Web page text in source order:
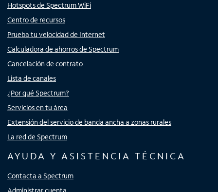
Hotspots de Spectrum WiFi
Centro de recursos
Prueba tu velocidad de Internet
Calculadora de ahorros de Spectrum
Cancelación de contrato
Lista de canales
¿Por qué Spectrum?
Servicios en tu área
Extensión del servicio de banda ancha a zonas rurales
La red de Spectrum
AYUDA Y ASISTENCIA TÉCNICA
Contacta a Spectrum